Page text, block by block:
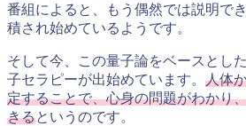
番組によると、もう偶然では説明で
積され始めているようです。
そして今、この量子論をベースとし
子セラピーが出始めています。 人体
定することで、心身の問題がわかり
きるというのです。